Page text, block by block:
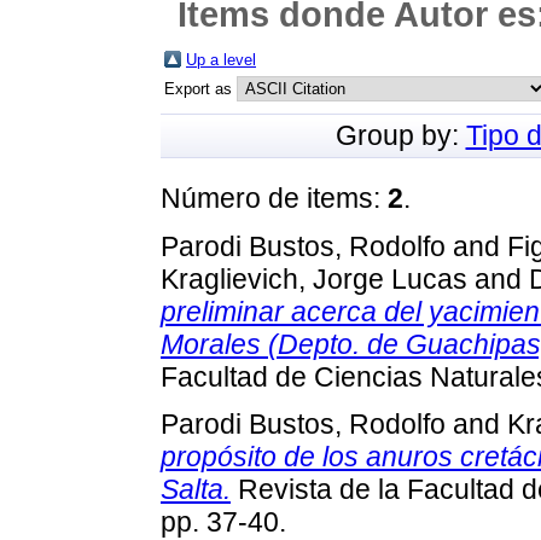
Items donde Autor
Up a level
Export as
Group by: Tipo
Número de items: 2.
Parodi Bustos, Rodolfo and
Kraglievich, Jorge Lucas and
preliminar acerca del
Morales (Depto. de
Facultad de Ciencias
Parodi Bustos, Rodolfo and
propósito de los anuros
Salta. Revista de la Facultad
pp. 37-40.